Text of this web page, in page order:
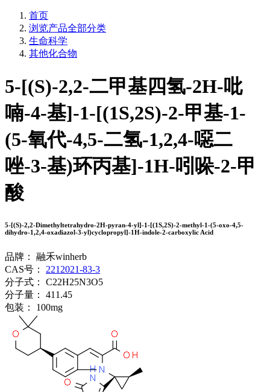
首页
浏览产品全部分类
生命科学
其他化合物
5-[(S)-2,2-二甲基四氢-2H-吡
喃-4-基]-1-[(1S,2S)-2-甲基-1-
(5-氧代-4,5-二氢-1,2,4-噁二
唑-3-基)环丙基]-1H-吲哚-2-甲
酸
5-[(S)-2,2-Dimethyltetrahydro-2H-pyran-4-yl]-1-[(1S,2S)-2-methyl-1-(5-oxo-4,5-
dihydro-1,2,4-oxadiazol-3-yl)cyclopropyl]-1H-indole-2-carboxylic Acid
品牌：
融禾winherb
CAS号：
2212021-83-3
分子式：
C22H25N3O5
分子量：
411.45
包装：
100mg